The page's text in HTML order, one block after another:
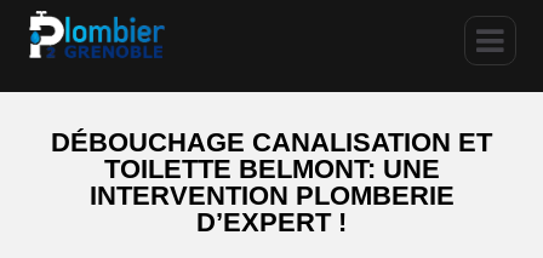
DÉBOUCHAGE CANALISATION ET
TOILETTE BELMONT: UNE
INTERVENTION PLOMBERIE
D’EXPERT !